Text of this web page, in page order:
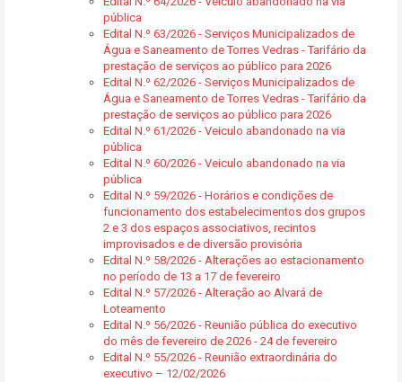
pública
Edital N.º 63/2026 - Serviços Municipalizados de
Água e Saneamento de Torres Vedras - Tarifário da
prestação de serviços ao público para 2026
Edital N.º 62/2026 - Serviços Municipalizados de
Água e Saneamento de Torres Vedras - Tarifário da
prestação de serviços ao público para 2026
Edital N.º 61/2026 - Veiculo abandonado na via
pública
Edital N.º 60/2026 - Veiculo abandonado na via
pública
Edital N.º 59/2026 - Horários e condições de
funcionamento dos estabelecimentos dos grupos
2 e 3 dos espaços associativos, recintos
improvisados e de diversão provisória
Edital N.º 58/2026 - Alterações ao estacionamento
no período de 13 a 17 de fevereiro
Edital N.º 57/2026 - Alteração ao Alvará de
Loteamento
Edital N.º 56/2026 - Reunião pública do executivo
do mês de fevereiro de 2026 - 24 de fevereiro
Edital N.º 55/2026 - Reunião extraordinária do
executivo – 12/02/2026